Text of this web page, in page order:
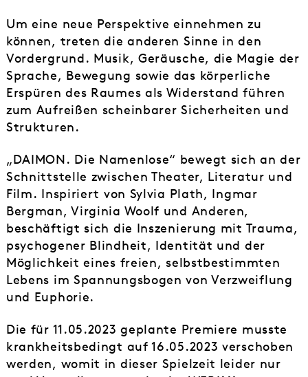
Um eine neue Perspektive einnehmen zu
können, treten die anderen Sinne in den
Vordergrund. Musik, Geräusche, die Magie der
Sprache, Bewegung sowie das körperliche
Erspüren des Raumes als Widerstand führen
zum Aufreißen scheinbarer Sicherheiten und
Strukturen.
„DAIMON. Die Namenlose“ bewegt sich an der
Schnittstelle zwischen Theater, Literatur und
Film. Inspiriert von Sylvia Plath, Ingmar
Bergman, Virginia Woolf und Anderen,
beschäftigt sich die Inszenierung mit Trauma,
psychogener Blindheit, Identität und der
Möglichkeit eines freien, selbstbestimmten
Lebens im Spannungsbogen von Verzweiflung
und Euphorie.
Die für 11.05.2023 geplante Premiere musste
krankheitsbedingt auf 16.05.2023 verschoben
werden, womit in dieser Spielzeit leider nur